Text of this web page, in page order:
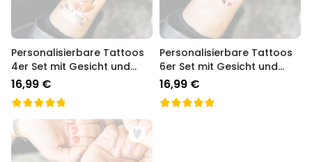
Personalisierbare Tattoos
4er Set mit Gesicht und
Banner
16,99 €
Personalisierbare Tattoos
6er Set mit Gesicht und
Text
16,99 €